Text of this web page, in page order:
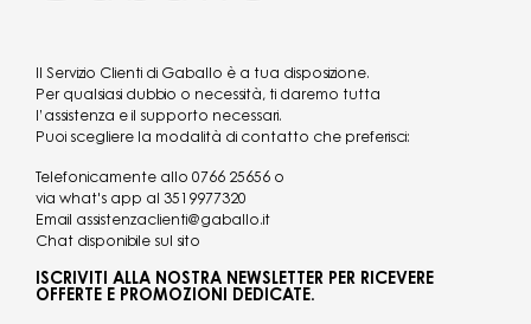
Il Servizio Clienti di Gaballo è a tua disposizione.
Per qualsiasi dubbio o necessità, ti daremo tutta
l’assistenza e il supporto necessari.
Puoi scegliere la modalità di contatto che preferisci:
Telefonicamente allo 0766 25656 o
via what's app al 3519977320
Email assistenzaclienti@gaballo.it
Chat disponibile sul sito
ISCRIVITI ALLA NOSTRA NEWSLETTER PER RICEVERE
OFFERTE E PROMOZIONI DEDICATE.